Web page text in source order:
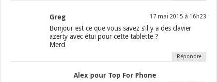
Greg 17 mai 2015 à 16h23
Bonjour est ce que vous savez s’il y a des clavier
azerty avec étui pour cette tablette ?
Merci
Répondre
Alex pour Top For Phone